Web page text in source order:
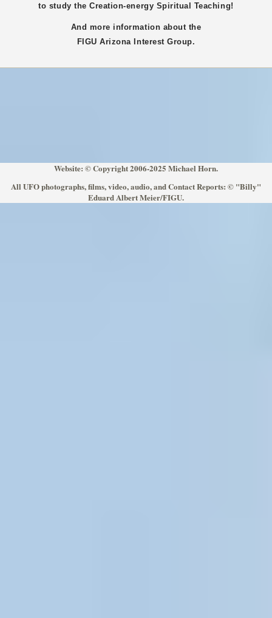
to study the Creation-energy Spiritual Teaching!
And more information about the
FIGUArizonaInterest Group.
Website: © Copyright 2006-2025 Michael Horn.
All UFO photographs, films, video, audio, and Contact Reports: © "Billy"
Eduard Albert Meier/FIGU.